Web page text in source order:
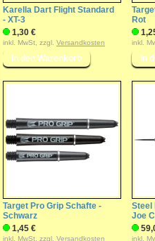
Karella Dart Flight Standard
- XT-3
1,30 €
inkl. MwSt, zzgl. Versandkosten
Rot
inkl.
Target Pro Grip Schafte -
Schwarz
1,45 €
inkl. MwSt, zzgl. Versandkosten
Steel
Joe
inkl.